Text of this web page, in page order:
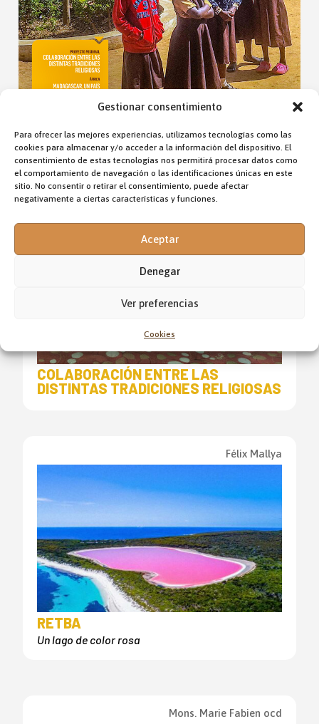
Gestionar consentimiento
Para ofrecer las mejores experiencias, utilizamos tecnologías como las
cookies para almacenar y/o acceder a la información del dispositivo. El
consentimiento de estas tecnologías nos permitirá procesar datos como
el comportamiento de navegación o las identificaciones únicas en este
sitio. No consentir o retirar el consentimiento, puede afectar
negativamente a ciertas características y funciones.
Aceptar
Denegar
Ver preferencias
Cookies
OTROS ARTÍCULOS DE LA REVISTA
COLABORACIÓN ENTRE LAS
DISTINTAS TRADICIONES RELIGIOSAS
Félix Mallya
RETBA
Un lago de color rosa
Mons. Marie Fabien ocd